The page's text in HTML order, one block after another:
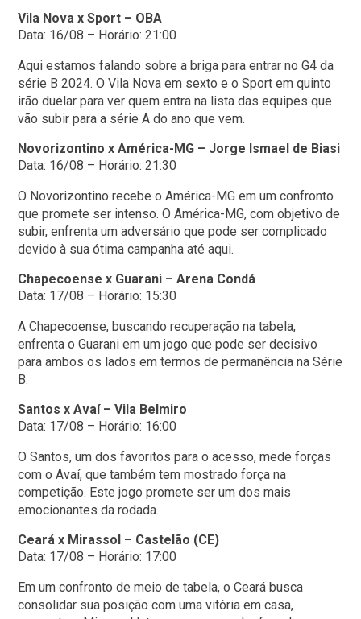
Vila Nova x Sport – OBA
Data: 16/08 – Horário: 21:00
Aqui estamos falando sobre a briga para entrar no G4 da
série B 2024. O Vila Nova em sexto e o Sport em quinto
irão duelar para ver quem entra na lista das equipes que
vão subir para a série A do ano que vem.
Novorizontino x América-MG – Jorge Ismael de Biasi
Data: 16/08 – Horário: 21:30
O Novorizontino recebe o América-MG em um confronto
que promete ser intenso. O América-MG, com objetivo de
subir, enfrenta um adversário que pode ser complicado
devido à sua ótima campanha até aqui.
Chapecoense x Guarani – Arena Condá
Data: 17/08 – Horário: 15:30
A Chapecoense, buscando recuperação na tabela,
enfrenta o Guarani em um jogo que pode ser decisivo
para ambos os lados em termos de permanência na Série
B.
Santos x Avaí – Vila Belmiro
Data: 17/08 – Horário: 16:00
O Santos, um dos favoritos para o acesso, mede forças
com o Avaí, que também tem mostrado força na
competição. Este jogo promete ser um dos mais
emocionantes da rodada.
Ceará x Mirassol – Castelão (CE)
Data: 17/08 – Horário: 17:00
Em um confronto de meio de tabela, o Ceará busca
consolidar sua posição com uma vitória em casa,